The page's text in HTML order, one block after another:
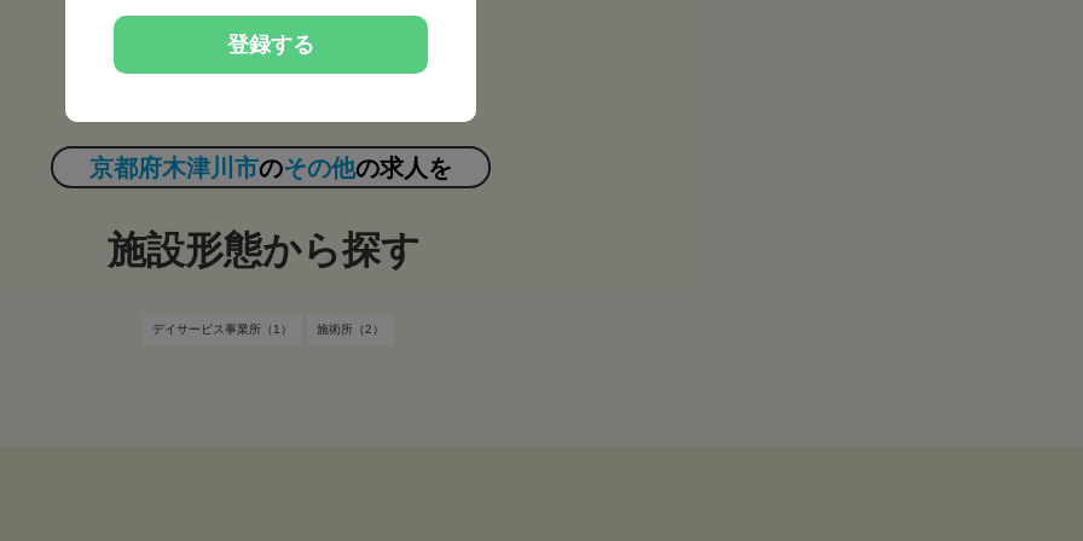
京都府木津川市のその他の求人を
施設形態から探す
デイサービス事業所（1） 施術所（2）
登録する